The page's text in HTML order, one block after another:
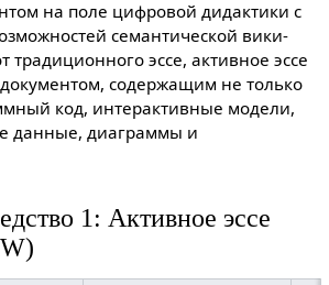
на поле цифровой дидактики с
семантической вики-
традиционного эссе, активное эссе
содержащим не только
код, интерактивные модели,
данные, диаграммы и
1: Активное эссе